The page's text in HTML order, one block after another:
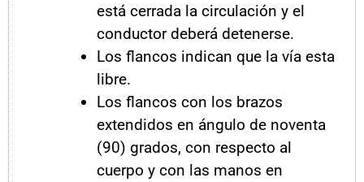
está cerrada la circulación y el
conductor deberá detenerse.
Los flancos indican que la vía esta
libre.
Los flancos con los brazos
extendidos en ángulo de noventa
(90) grados, con respecto al
cuerpo y con las manos en